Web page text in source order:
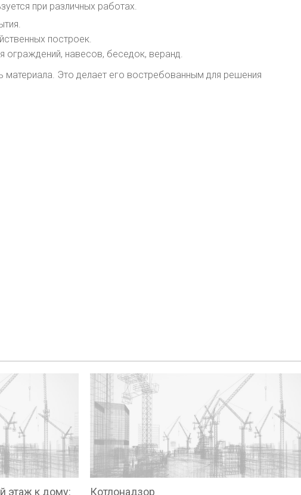
при различных работах.
построек.
ограждений, навесов, беседок, веранд.
Это делает его востребованным для решения
этаж к дому: Котлонадзор